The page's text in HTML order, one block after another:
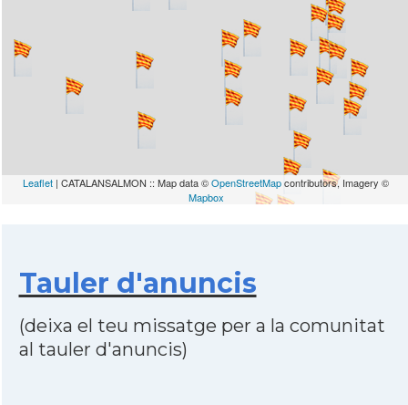
Leaflet | CATALANSALMON :: Map data ©OpenStreetMapcontributors, Imagery ©
Mapbox
Tauler d'anuncis
(deixa el teu missatge per a la comunitat
al tauler d'anuncis)